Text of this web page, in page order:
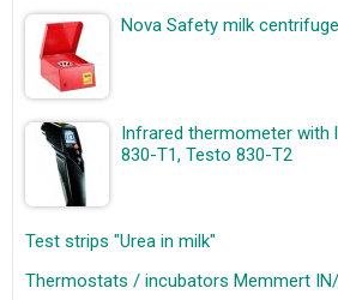
Nova Safety milk
Infrared thermometer with
830-T1, Testo 830-T2
Test strips "Urea in milk"
Thermostats / incubators Memmert